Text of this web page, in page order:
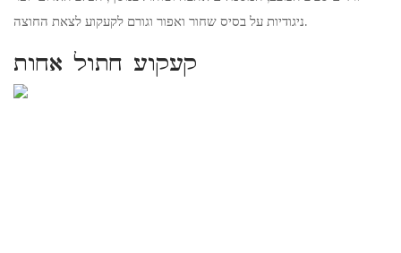
ניגודיות על בסיס שחור ואפור וגורם לקעקוע לצאת החוצה.
קעקוע חתול אחות